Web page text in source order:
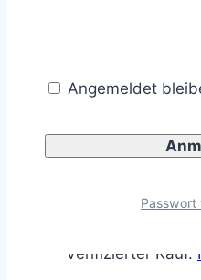
Atmosphäre und
Ganze zusätzlich
empfehlenswert!
Verifizierter Kauf.
Angemeldet
Passwort